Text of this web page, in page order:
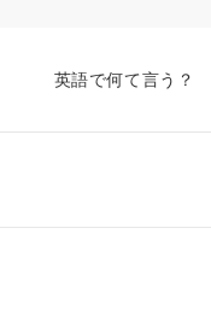
英語で何て言う？